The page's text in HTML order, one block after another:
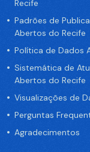
Recife
Padrões de
Abertos do Recife
Política de Dados
Sistemática de
Abertos do Recife
Visualizações de
Perguntas
Agradecimentos